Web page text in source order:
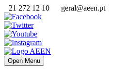
21 272 12 10 geral@aeen.pt
Open Menu